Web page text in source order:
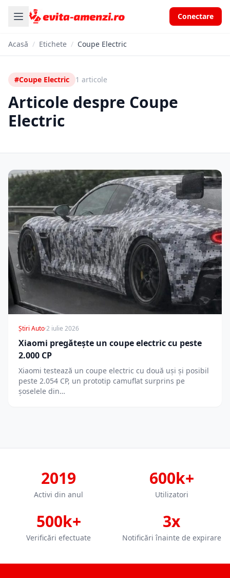
Conectare
Acasă / Etichete / Coupe Electric
#Coupe Electric 1 articole
Articole despre Coupe
Electric
Știri Auto·2 iulie 2026
Xiaomi pregătește un coupe electric cu peste
2.000 CP
Xiaomi testează un coupe electric cu două uși și posibil
peste 2.054 CP, un prototip camuflat surprins pe
șoselele din…
2019
Activi din anul
600k+
Utilizatori
500k+
Verificări efectuate
3x
Notificări înainte de expirare